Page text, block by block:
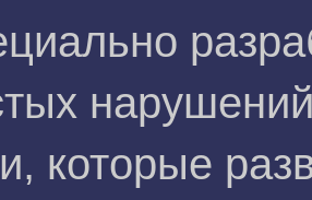
которые